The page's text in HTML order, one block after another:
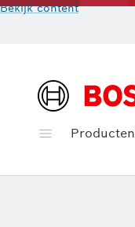
Bekijk content
Producten